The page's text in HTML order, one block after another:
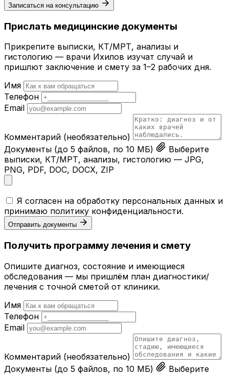
Записаться на консультацию
Прислать медицинские документы
Прикрепите выписки, КТ/МРТ, анализы и
гистологию — врачи Ихилов изучат случай и
пришлют заключение и смету за 1–2 рабочих дня.
Имя
Телефон
Email
Комментарий (необязательно)
Документы (до 5 файлов, по 10 МБ)
Выберите
выписки, КТ/МРТ, анализы, гистологию — JPG,
PNG, PDF, DOC, DOCX, ZIP
Я согласен на обработку персональных данных и
принимаю политику конфиденциальности.
Отправить документы
Получить программу лечения и смету
Опишите диагноз, состояние и имеющиеся
обследования — мы пришлём план диагностики/
лечения с точной сметой от клиники.
Имя
Телефон
Email
Комментарий (необязательно)
Документы (до 5 файлов, по 10 МБ)
Выберите